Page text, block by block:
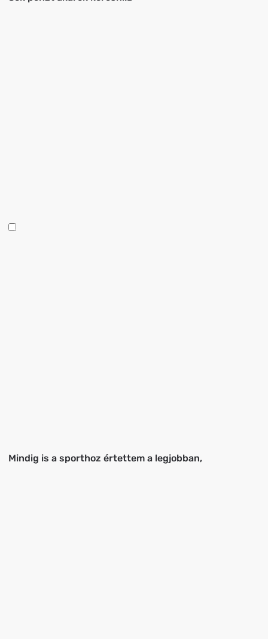
Mindig is a sporthoz értettem a legjobban,